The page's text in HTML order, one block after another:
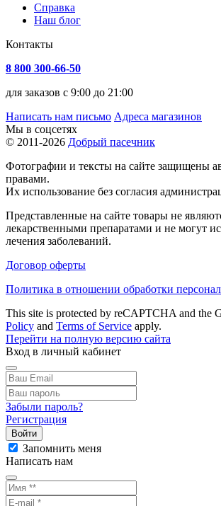
Справка
Наш блог
Контакты
8 800 300-66-50
для заказов с 9:00 до 21:00
Написать нам письмо Адреса магазинов
Мы в соцсетях
© 2011-2026 Добрый пасечник
Фотографии и тексты на сайте защищены
правами.
Их использование без согласия
Представленные на сайте товары не
лекарственными препаратами и не могут
лечения заболеваний.
Договор оферты
Политика в отношении обработки
This site is protected by reCAPTCHA and the
Policy and Terms of Service apply.
Перейти на полную версию сайта
Вход в личный кабинет
Забыли пароль?
Регистрация
Войти
Запомнить меня
Написать нам